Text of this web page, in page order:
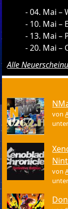
04. Mai –
10. Mai –
13. Mai –
20. Mai –
Alle
von
von